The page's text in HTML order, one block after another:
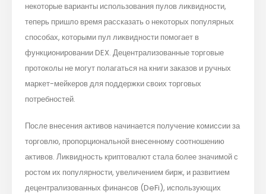
некоторые варианты использования пулов ликвидности,
теперь пришло время рассказать о некоторых популярных
способах, которыми пул ликвидности помогает в
функционировании DEX. Децентрализованные торговые
протоколы не могут полагаться на книги заказов и ручных
маркет-мейкеров для поддержки своих торговых
потребностей.
После внесения активов начинается получение комиссии за
торговлю, пропорциональной внесенному соотношению
активов. Ликвидность криптовалют стала более значимой с
ростом их популярности, увеличением бирж, и развитием
децентрализованных финансов (DeFi), использующих